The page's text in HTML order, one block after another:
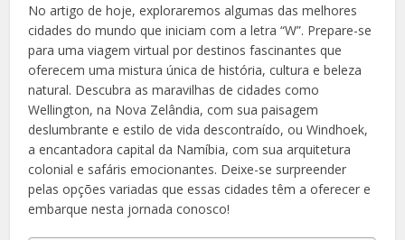
No artigo de hoje, exploraremos algumas das melhores
cidades do mundo que iniciam com a letra “W”. Prepare-se
para uma viagem virtual por destinos fascinantes que
oferecem uma mistura única de história, cultura e beleza
natural. Descubra as maravilhas de cidades como
Wellington, na Nova Zelândia, com sua paisagem
deslumbrante e estilo de vida descontraído, ou Windhoek,
a encantadora capital da Namíbia, com sua arquitetura
colonial e safáris emocionantes. Deixe-se surpreender
pelas opções variadas que essas cidades têm a oferecer e
embarque nesta jornada conosco!